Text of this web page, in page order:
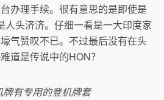
办理手续。很有意思的是即使是
人头济济。仔细一看是一大印度家
气赞叹不已。不过最后没有在头
是传说中的HON？
牌有专用的登机牌套